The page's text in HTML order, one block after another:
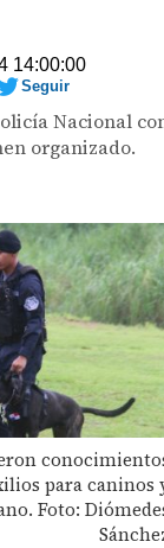
14:00:00
Seguir
Nacional
organizado.
para caninos
Foto: